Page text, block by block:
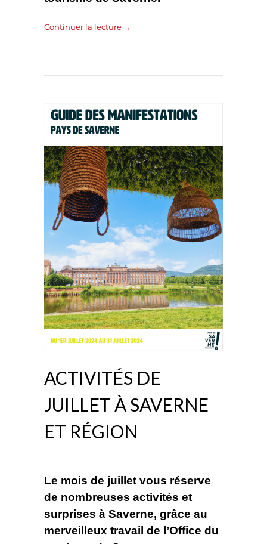
Continuer la lecture →
ACTIVITÉS DE
JUILLET À SAVERNE
ET RÉGION
Le mois de juillet vous réserve
de nombreuses activités et
surprises à Saverne, grâce au
merveilleux travail de l’Office du